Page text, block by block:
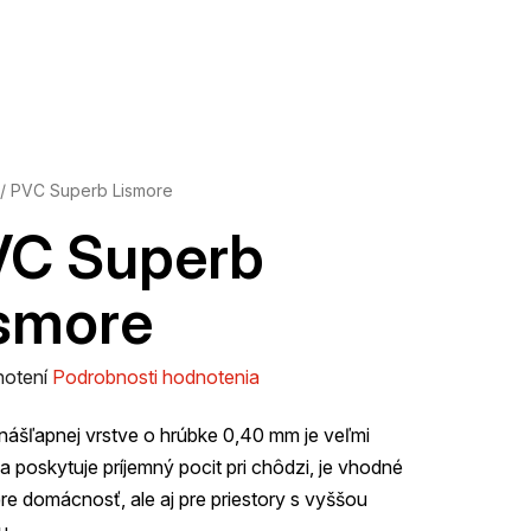
/ PVC Superb Lismore
Superb
Podrobnosti hodnotenia
vrstve o hrúbke 0,40 mm je veľmi
poskytuje príjemný pocit pri chôdzi, je vhodné
domácnosť, ale aj pre priestory s vyššou